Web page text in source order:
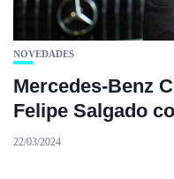
NOVEDADES
Mercedes-Benz
Felipe Salgado
22/03/2024